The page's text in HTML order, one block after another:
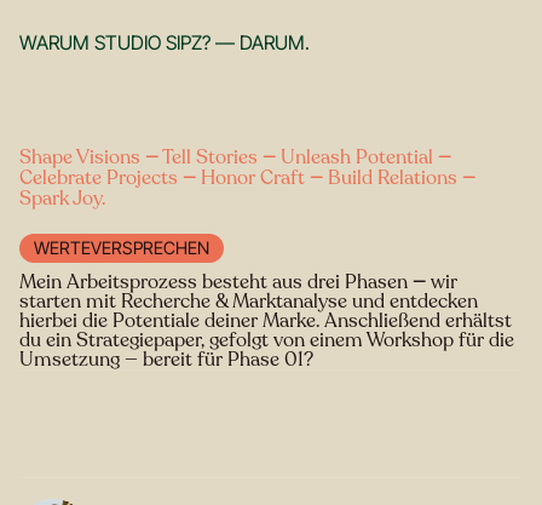
Shape Visions —Tell Stories — Unleash Potential —
Celebrate Projects — Honor Craft — Build Relations —
Spark Joy.
WARUM STUDIO SIPZ? — DARUM.
WERTEVERSPRECHEN
Mein Arbeitsprozess besteht aus drei Phasen—wir
starten mit Recherche & Marktanalyse und entdecken
hierbei die Potentiale deiner Marke. Anschließend erhältst
du ein Strategiepaper, gefolgt von einem Workshop für die
Umsetzung — bereit für Phase 01?